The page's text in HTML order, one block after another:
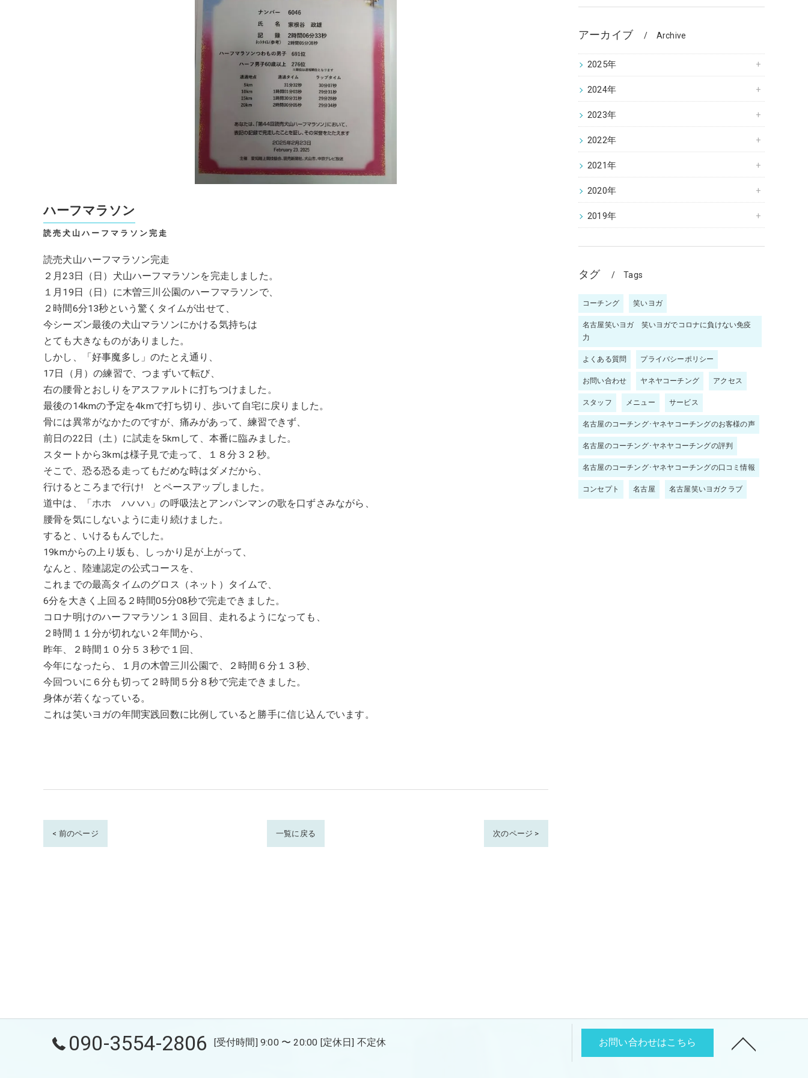
ハーフマラソン
読売犬山ハーフマラソン完走
読売犬山ハーフマラソン完走
２月23日（日）犬山ハーフマラソンを完走しました。
１月19日（日）に木曽三川公園のハーフマラソンで、
２時間6分13秒という驚くタイムが出せて、
今シーズン最後の犬山マラソンにかける気持ちは
とても大きなものがありました。
しかし、「好事魔多し」のたとえ通り、
17日（月）の練習で、つまずいて転び、
右の腰骨とおしりをアスファルトに打ちつけました。
最後の14kmの予定を4kmで打ち切り、歩いて自宅に戻りました。
骨には異常がなかたのですが、痛みがあって、練習できず、
前日の22日（土）に試走を5kmして、本番に臨みました。
スタートから3kmは様子見で走って、１８分３２秒。
そこで、恐る恐る走ってもだめな時はダメだから、
行けるところまで行け! とペースアップしました。
道中は、「ホホ ハハハ」の呼吸法とアンパンマンの歌を口ずさみながら、
腰骨を気にしないように走り続けました。
すると、いけるもんでした。
19kmからの上り坂も、しっかり足が上がって、
なんと、陸連認定の公式コースを、
これまでの最高タイムのグロス（ネット）タイムで、
6分を大きく上回る２時間05分08秒で完走できました。
コロナ明けのハーフマラソン１３回目、走れるようになっても、
２時間１１分が切れない２年間から、
昨年、２時間１０分５３秒で１回、
今年になったら、１月の木曽三川公園で、２時間６分１３秒、
今回ついに６分も切って２時間５分８秒で完走できました。
身体が若くなっている。
これは笑いヨガの年間実践回数に比例していると勝手に信じ込んでいます。
< 前のページ 一覧に戻る 次のページ >
アーカイブ Archive
2025年
2024年
2023年
2022年
2021年
2020年
2019年
タグ Tags
コーチング 笑いヨガ
名古屋笑いヨガ 笑いヨガでコロナに負けない免疫
力
よくある質問 プライバシーポリシー
お問い合わせ ヤネヤコーチング アクセス
スタッフ メニュー サービス
名古屋のコーチング･ヤネヤコーチングのお客様の声
名古屋のコーチング･ヤネヤコーチングの評判
名古屋のコーチング･ヤネヤコーチングの口コミ情報
コンセプト 名古屋 名古屋笑いヨガクラブ
090-3554-2806 [受付時間] 9:00 〜 20:00 [定休日] 不定休 お問い合わせはこちら